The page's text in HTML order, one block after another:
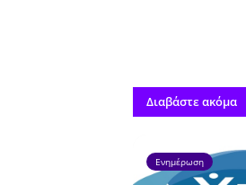
Διαβάστε ακόμα
Ενημέρωση